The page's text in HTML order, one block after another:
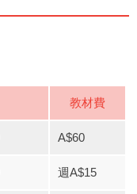
教材費
A$60
週A$15